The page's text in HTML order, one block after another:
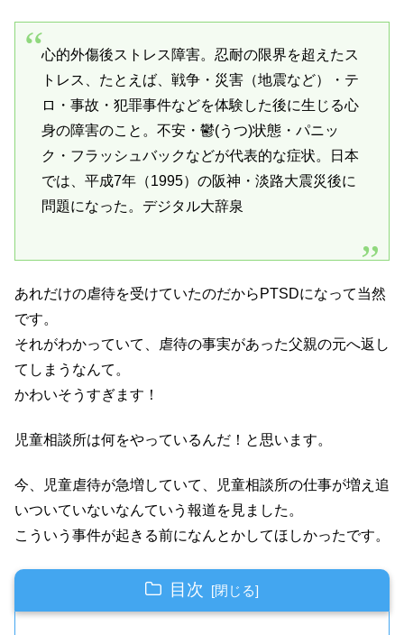
心的外傷後ストレス障害。忍耐の限界を超えたス
トレス、たとえば、戦争・災害（地震など）・テ
ロ・事故・犯罪事件などを体験した後に生じる心
身の障害のこと。不安・鬱(うつ)状態・パニッ
ク・フラッシュバックなどが代表的な症状。日本
では、平成7年（1995）の阪神・淡路大震災後に
問題になった。デジタル大辞泉
あれだけの虐待を受けていたのだからPTSDになって当然
です。
それがわかっていて、虐待の事実があった父親の元へ返し
てしまうなんて。
かわいそうすぎます！
児童相談所は何をやっているんだ！と思います。
今、児童虐待が急増していて、児童相談所の仕事が増え追
いついていないなんていう報道を見ました。
こういう事件が起きる前になんとかしてほしかったです。
目次